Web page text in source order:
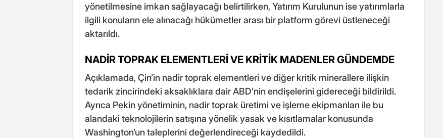
yönetilmesine imkan sağlayacağı belirtilirken, Yatırım Kurulunun ise yatırımlarla
ilgili konuların ele alınacağı hükümetler arası bir platform görevi üstleneceği
aktarıldı.
NADİR TOPRAK ELEMENTLERİ VE KRİTİK MADENLER GÜNDEMDE
Açıklamada, Çin’in nadir toprak elementleri ve diğer kritik minerallere ilişkin
tedarik zincirindeki aksaklıklara dair ABD’nin endişelerini gidereceği bildirildi.
Ayrıca Pekin yönetiminin, nadir toprak üretimi ve işleme ekipmanları ile bu
alandaki teknolojilerin satışına yönelik yasak ve kısıtlamalar konusunda
Washington’un taleplerini değerlendireceği kaydedildi.